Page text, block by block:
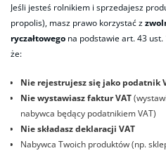
Jeśli jesteś rolnikiem i sprzedajesz
propolis), masz prawo korzystać z
ryczałtowego na podstawie art. 43 ust.
że:
Nie rejestrujesz się jako podatnik
Nie wystawiasz faktur VAT
nabywca będący podatnikiem VAT)
Nie składasz deklaracji VAT
Nabywca Twoich produktów (np.